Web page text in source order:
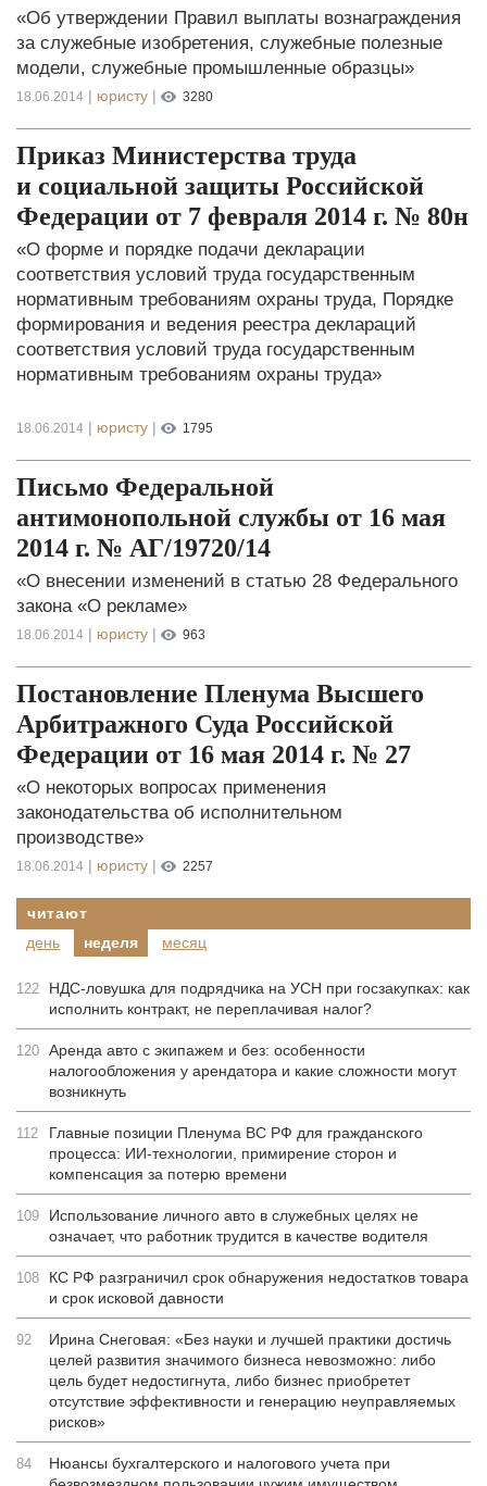
«Об утверждении Правил выплаты вознаграждения
за служебные изобретения, служебные полезные
модели, служебные промышленные образцы»
18.06.2014 | юристу | 3280
Приказ Министерства труда
и социальной защиты Российской
Федерации от 7 февраля 2014 г. № 80н
«О форме и порядке подачи декларации
соответствия условий труда государственным
нормативным требованиям охраны труда, Порядке
формирования и ведения реестра деклараций
соответствия условий труда государственным
нормативным требованиям охраны труда»
18.06.2014 | юристу | 1795
Письмо Федеральной
антимонопольной службы от 16 мая
2014 г. № АГ/19720/14
«О внесении изменений в статью 28 Федерального
закона «О рекламе»
18.06.2014 | юристу | 963
Постановление Пленума Высшего
Арбитражного Суда Российской
Федерации от 16 мая 2014 г. № 27
«О некоторых вопросах применения
законодательства об исполнительном
производстве»
18.06.2014 | юристу | 2257
читают
день
неделя месяц
122
НДС-ловушка для подрядчика на УСН при госзакупках: как
исполнить контракт, не переплачивая налог?
120 Аренда авто с экипажем и без: особенности
налогообложения у арендатора и какие сложности могут
возникнуть
112
Главные позиции Пленума ВС РФ для гражданского
процесса: ИИ-технологии, примирение сторон и
компенсация за потерю времени
109
Использование личного авто в служебных целях не
означает, что работник трудится в качестве водителя
108
КС РФ разграничил срок обнаружения недостатков товара
и срок исковой давности
92
Ирина Снеговая: «Без науки и лучшей практики достичь
целей развития значимого бизнеса невозможно: либо
цель будет недостигнута, либо бизнес приобретет
отсутствие эффективности и генерацию неуправляемых
рисков»
84
Нюансы бухгалтерского и налогового учета при